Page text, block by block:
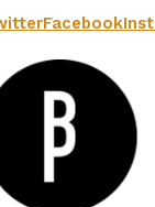
Facebook